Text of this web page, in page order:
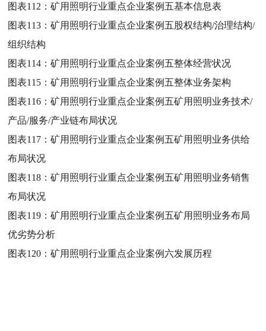
图表112：矿用照明行业重点企业案例五基本信息表
图表113：矿用照明行业重点企业案例五股权结构/治理结构/
组织结构
图表114：矿用照明行业重点企业案例五整体经营状况
图表115：矿用照明行业重点企业案例五整体业务架构
图表116：矿用照明行业重点企业案例五矿用照明业务技术/
产品/服务/产业链布局状况
图表117：矿用照明行业重点企业案例五矿用照明业务供给
布局状况
图表118：矿用照明行业重点企业案例五矿用照明业务销售
布局状况
图表119：矿用照明行业重点企业案例五矿用照明业务布局
优劣势分析
图表120：矿用照明行业重点企业案例六发展历程